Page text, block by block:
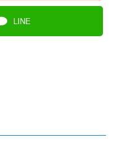
LINE